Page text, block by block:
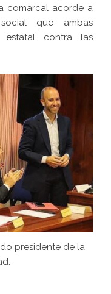
comarcal acorde a
que ambas
estatal contra las
presidente de la